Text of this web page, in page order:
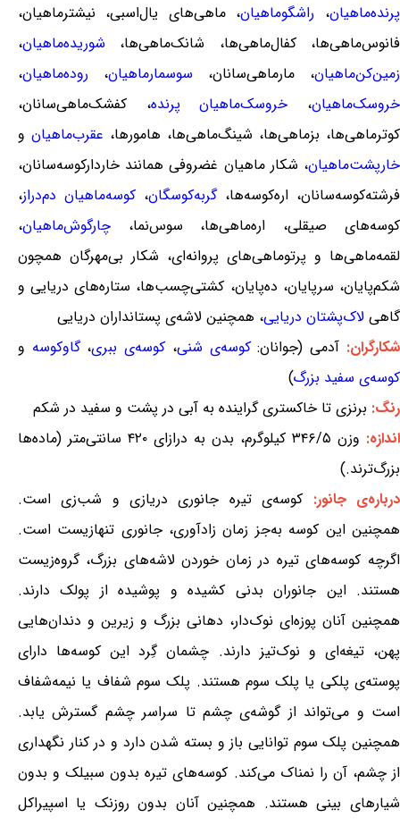
پرنده‌ماهیان، راشگوماهیان، ماهی‌های یال‌اسبی، نیشترماهیان،
فانوس‌ماهی‌ها، کفال‌ماهی‌ها، شانک‌ماهی‌ها، شوریده‌ماهیان،
زمین‌کن‌ماهیان، مارماهی‌سانان، سوسمارماهیان، روده‌ماهیان،
خروسک‌ماهیان، خروسک‌ماهیان پرنده، کفشک‌ماهی‌سانان،
کوترماهی‌ها، بزماهی‌ها، شینگ‌ماهی‌ها، هامورها، عقرب‌ماهیان و
خارپشت‌ماهیان، شکار ماهیان غضروفی همانند خاردارکوسه‌سانان،
فرشته‌کوسه‌سانان، اره‌کوسه‌ها،گربه‌کوسگان، کوسه‌ماهیان دم‌دراز،
کوسه‌های صیقلی، اره‌ماهی‌ها، سوس‌نما، چارگوش‌ماهیان،
لقمه‌ماهی‌ها و پرتوماهی‌های پروانه‌ای، شکار بی‌مهرگان همچون
شکم‌پایان، سرپایان، ده‌پایان، کشتی‌چسب‌ها، ستاره‌های دریایی و
گاهی لاک‌پشتان دریایی، همچنین لاشه‌ی پستانداران دریایی
شکارگران: آدمی (جوانان:کوسه‌ی شنی، کوسه‌ی ببری،گاوکوسه و
کوسه‌ی سفید بزرگ)
رنگ: برنزی تا خاکستری گراینده به آبی در پشت و سفید در شکم
اندازه:
وزن ۳۴۶/۵ کیلوگرم، بدن به درازای ۴۲۰ سانتی‌متر (ماده‌ها
بزرگ‌ترند.)
درباره‌ی جانور: کوسه‌ی تیره جانوری دریازی و شب‌زی است.
همچنین این کوسه به‌جز زمان زادآوری، جانوری تنهازیست است.
اگرچه کوسه‌های تیره در زمان خوردن لاشه‌های بزرگ، گروه‌زیست
هستند. این جانوران بدنی کشیده و پوشیده از پولک دارند.
همچنین آنان پوزه‌ای نوک‌دار، دهانی بزرگ و زیرین و دندان‌هایی
پهن، تیغه‌ای و نوک‌تیز دارند. چشمان گِرد این کوسه‌ها دارای
پوسته‌ی پلکی یا پلک سوم هستند. پلک سوم شفاف یا نیمه‌شفاف
است و می‌تواند از گوشه‌ی چشم تا سراسر چشم گسترش یابد.
همچنین پلک سوم توانایی باز و بسته شدن دارد و در کنار نگهداری
از چشم، آن را نمناک می‌کند. کوسه‌های تیره بدون سبیلک و بدون
شیارهای بینی هستند. همچنین آنان بدون روزنک یا اسپیراکل